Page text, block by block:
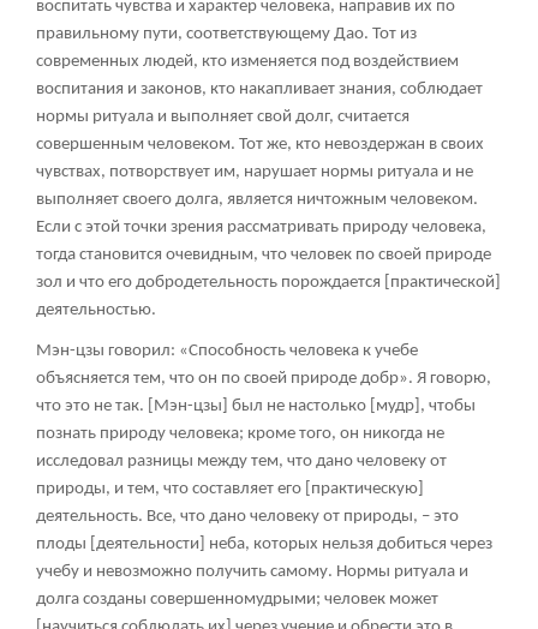
воспитать чувства и характер человека, направив их по
правильному пути, соответствующему Дао. Тот из
современных людей, кто изменяется под воздействием
воспитания и законов, кто накапливает знания, соблюдает
нормы ритуала и выполняет свой долг, считается
совершенным человеком. Тот же, кто невоздержан в своих
чувствах, потворствует им, нарушает нормы ритуала и не
выполняет своего долга, является ничтожным человеком.
Если с этой точки зрения рассматривать природу человека,
тогда становится очевидным, что человек по своей природе
зол и что его добродетельность порождается [практической]
деятельностью.
Мэн-цзы говорил: «Способность человека к учебе
объясняется тем, что он по своей природе добр». Я говорю,
что это не так. [Мэн-цзы] был не настолько [мудр], чтобы
познать природу человека; кроме того, он никогда не
исследовал разницы между тем, что дано человеку от
природы, и тем, что составляет его [практическую]
деятельность. Все, что дано человеку от природы, – это
плоды [деятельности] неба, которых нельзя добиться через
учебу и невозможно получить самому. Нормы ритуала и
долга созданы совершенномудрыми; человек может